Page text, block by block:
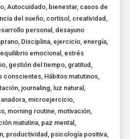
,Autocuidado, bienestar, casos de
del sueño, cortisol , creatividad ,
personal , desayuno
, Disciplina, ejercicio, energía,
equilibrio emocional , estrés
, gestión del tiempo, gratitud ,
conscientes, Hábitos matutinos,
, journaling, luz natural ,
, microejercicio,
, morning routine, motivación,
matutina, paz mental ,
, productividad , psicología positiva,